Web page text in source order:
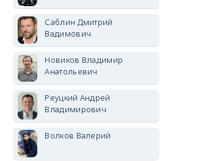
Саблин Дмитрий
Вадимович
Новиков Владимир
Анатольевич
Реуцкий Андрей
Владимирович
Волков Валерий